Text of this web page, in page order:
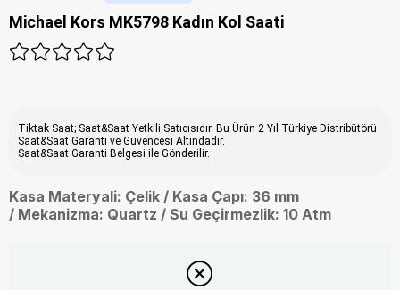
Michael Kors MK5798 Kadın Kol Saati
Tiktak Saat; Saat&Saat Yetkili Satıcısıdır. Bu Ürün 2 Yıl Türkiye Distribütörü
Saat&Saat Garanti ve Güvencesi Altındadır.
Saat&Saat Garanti Belgesi ile Gönderilir.
Kasa Materyali: Çelik / Kasa Çapı: 36 mm
/ Mekanizma: Quartz / Su Geçirmezlik: 10 Atm